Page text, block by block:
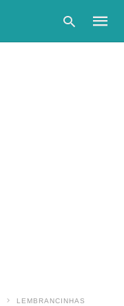
LEMBRANCINHAS